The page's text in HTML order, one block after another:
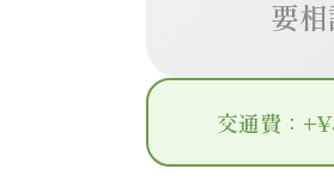
要
交通費：